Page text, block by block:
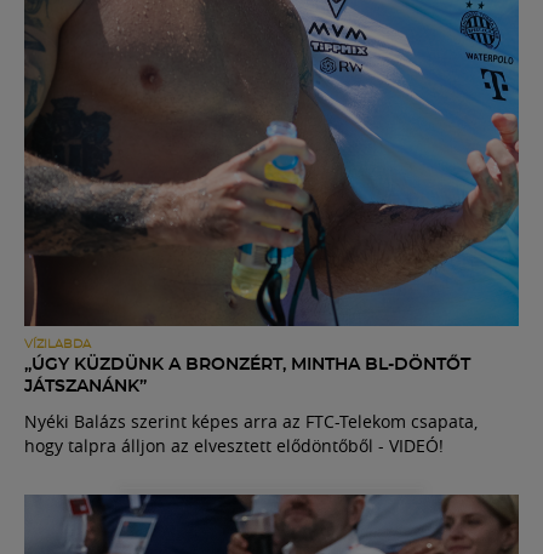
VÍZILABDA
„ÚGY KÜZDÜNK A BRONZÉRT, MINTHA BL-DÖNTŐT
JÁTSZANÁNK”
Nyéki Balázs szerint képes arra az FTC-Telekom csapata,
hogy talpra álljon az elvesztett elődöntőből - VIDEÓ!